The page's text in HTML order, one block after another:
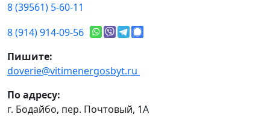
8 (39561) 5-60-11
8 (914) 914-09-56
Пишите:
doverie@vitimenergosbyt.ru
По адресу:
г. Бодайбо, пер. Почтовый, 1А